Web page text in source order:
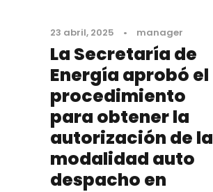
23 abril, 2025 • manager
La Secretaría de
Energía aprobó el
procedimiento
para obtener la
autorización de la
modalidad auto
despacho en